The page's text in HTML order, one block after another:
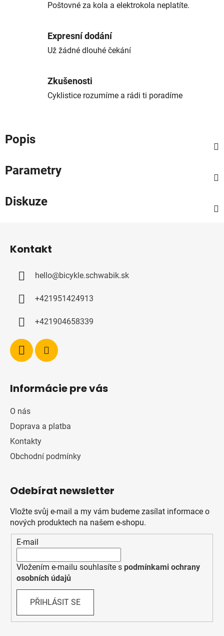
Poštovné za kola a elektrokola neplatíte.
Expresní dodání
Už žádné dlouhé čekání
Zkušenosti
Cyklistice rozumíme a rádi ti poradíme
Popis
Parametry
Diskuze
Kontakt
hello@bicykle.schwabik.sk
+421951424913
+421904658339
Informácie pre vás
O nás
Doprava a platba
Kontakty
Obchodní podmínky
Odebírat newsletter
Vložte svůj e-mail a my vám budeme zasílat informace o
nových produktech na našem e-shopu.
E-mail
Vložením e-mailu souhlasíte s podmínkami ochrany
osobních údajů
PŘIHLÁSIT SE